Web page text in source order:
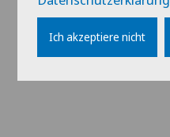
Alle anzeigen
Ich akzeptiere nicht